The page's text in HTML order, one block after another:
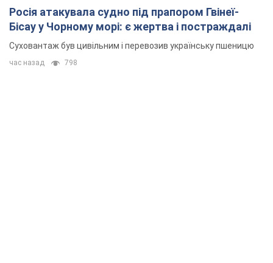
Росія атакувала судно під прапором Гвінеї-
Бісау у Чорному морі: є жертва і постраждалі
Суховантаж був цивільним і перевозив українську пшеницю
час назад 798